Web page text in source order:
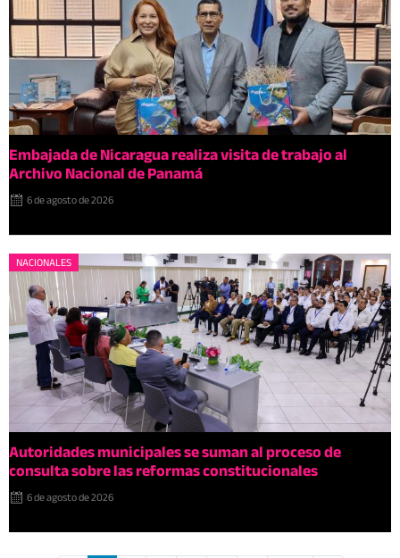
Embajada de Nicaragua realiza visita de trabajo al
Archivo Nacional de Panamá
6 de agosto de 2026
NACIONALES
Autoridades municipales se suman al proceso de
consulta sobre las reformas constitucionales
6 de agosto de 2026